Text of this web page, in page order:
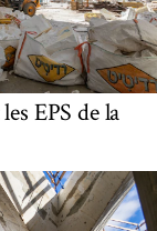
EPS de la